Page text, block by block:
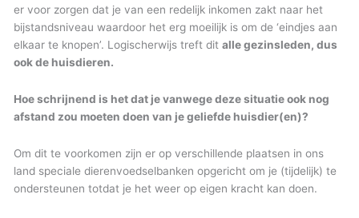
er voor zorgen dat je van een redelijk inkomen zakt naar het
bijstandsniveau waardoor het erg moeilijk is om de ‘eindjes aan
elkaar te knopen’. Logischerwijs treft ditalle gezinsleden, dus
ook de huisdieren.
Hoe schrijnend is het dat je vanwege deze situatie ook nog
afstand zou moeten doen van je geliefde huisdier(en)?
Om dit te voorkomen zijn er op verschillende plaatsen in ons
land speciale dierenvoedselbanken opgericht om je (tijdelijk) te
ondersteunen totdat je het weer op eigen kracht kan doen.